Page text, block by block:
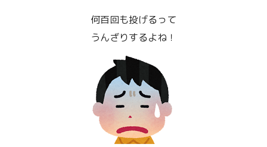
何百回も投げるって
うんざりするよね！